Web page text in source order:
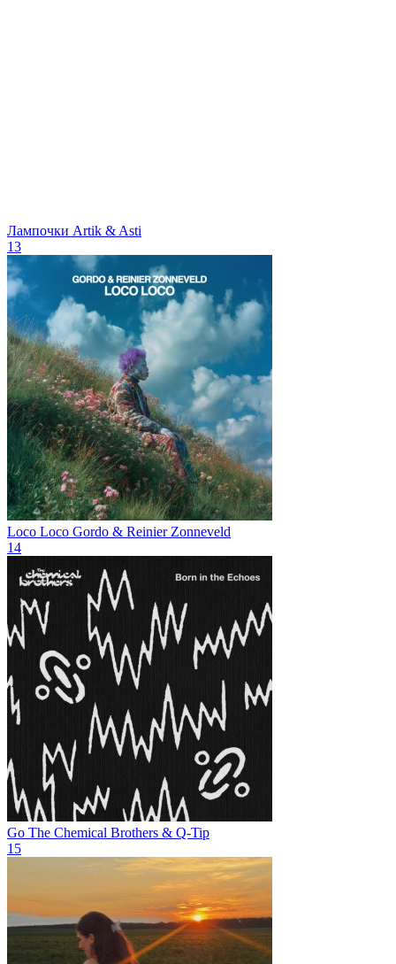
Лампочки Artik & Asti
13
Loco Loco Gordo & Reinier Zonneveld
14
Go The Chemical Brothers & Q-Tip
15